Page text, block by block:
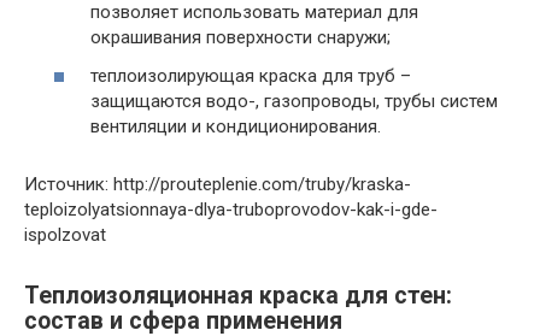
позволяет использовать материал для
окрашивания поверхности снаружи;
теплоизолирующая краска для труб –
защищаются водо-, газопроводы, трубы систем
вентиляции и кондиционирования.
Источник: http://prouteplenie.com/truby/kraska-
teploizolyatsionnaya-dlya-truboprovodov-kak-i-gde-
ispolzovat
Теплоизоляционная краска для стен:
состав и сфера применения